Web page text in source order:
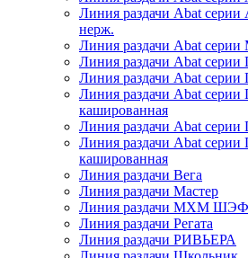
Линия раздачи Abat
нерж.
Линия раздачи Abat
Линия раздачи Abat
Линия раздачи Abat
Линия раздачи Abat
кашированная
Линия раздачи Abat
Линия раздачи Abat
кашированная
Линия раздачи Вега
Линия раздачи Мастер
Линия раздачи МХМ ШЭФ
Линия раздачи Регата
Линия раздачи РИВЬЕРА